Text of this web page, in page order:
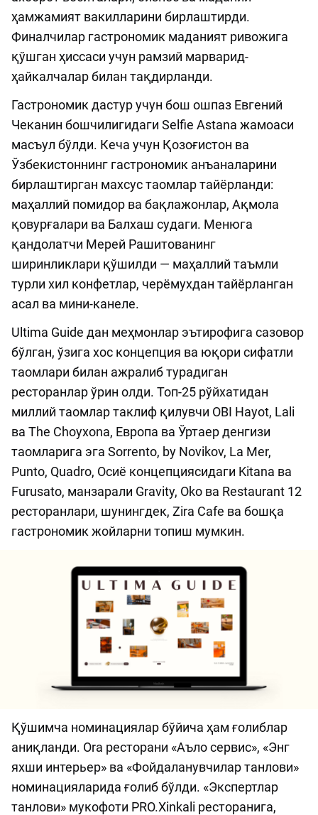
ҳамжамият вакилларини бирлаштирди.
Финалчилар гастрономик маданият ривожига
қўшган ҳиссаси учун рамзий марварид-
ҳайкалчалар билан тақдирланди.
Гастрономик дастур учун бош ошпаз Евгений
Чеканин бошчилигидаги Selfie Astana жамоаси
масъул бўлди. Кеча учун Қозоғистон ва
Ўзбекистоннинг гастрономик анъаналарини
бирлаштирган махсус таомлар тайёрланди:
маҳаллий помидор ва бақлажонлар, Ақмола
қовурғалари ва Балхаш судаги. Менюга
қандолатчи Мерей Рашитованинг
ширинликлари қўшилди — маҳаллий таъмли
турли хил конфетлар, черёмухдан тайёрланган
асал ва мини-канеле.
Ultima Guide дан меҳмонлар эътирофига сазовор
бўлган, ўзига хос концепция ва юқори сифатли
таомлари билан ажралиб турадиган
ресторанлар ўрин олди. Топ-25 рўйхатидан
миллий таомлар таклиф қилувчи OBI Hayot, Lali
ва The Choyxona, Европа ва Ўртаер денгизи
таомларига эга Sorrento, by Novikov, La Mer,
Punto, Quadro, Осиё концепциясидаги Kitana ва
Furusato, манзарали Gravity, Oko ва Restaurant 12
ресторанлари, шунингдек, Zira Cafe ва бошқа
гастрономик жойларни топиш мумкин.
Қўшимча номинациялар бўйича ҳам ғолиблар
аниқланди. Ora ресторани «Аъло сервис», «Энг
яхши интерьер» ва «Фойдаланувчилар танлови»
номинацияларида ғолиб бўлди. «Экспертлар
танлови» мукофоти PRO.Xinkali ресторанига,